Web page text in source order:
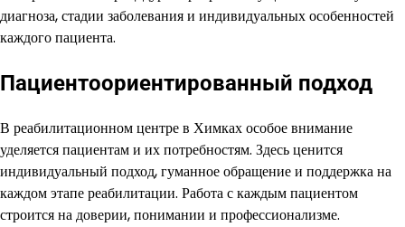
диагноза, стадии заболевания и индивидуальных особенностей
каждого пациента.
Пациентоориентированный подход
В реабилитационном центре в Химках особое внимание
уделяется пациентам и их потребностям. Здесь ценится
индивидуальный подход, гуманное обращение и поддержка на
каждом этапе реабилитации. Работа с каждым пациентом
строится на доверии, понимании и профессионализме.